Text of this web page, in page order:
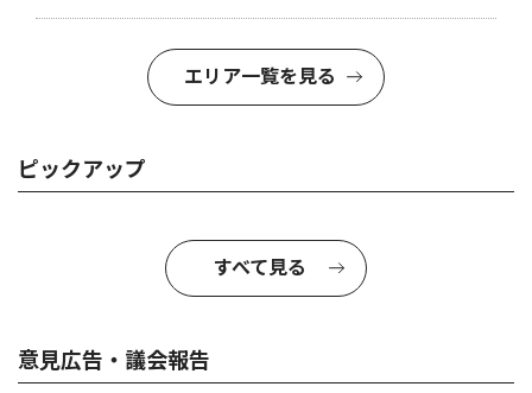
エリア一覧を見る
ピックアップ
すべて見る
意見広告・議会報告